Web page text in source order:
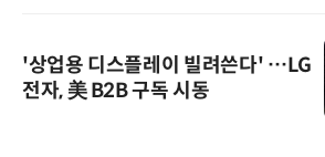
'상업용 디스플레이 빌려쓴다' …LG
전자, 美 B2B 구독 시동